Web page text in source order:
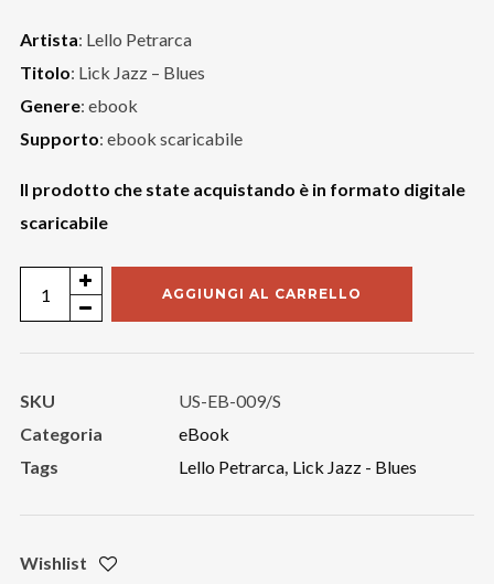
Artista: Lello Petrarca
Titolo: Lick Jazz – Blues
Genere: ebook
Supporto: ebook scaricabile
Il prodotto che state acquistando è in formato digitale
scaricabile
Petrarca
quantità
AGGIUNGI AL CARRELLO
SKU
US-EB-009/S
Categoria
eBook
Tags
Lello Petrarca, Lick Jazz - Blues
Wishlist